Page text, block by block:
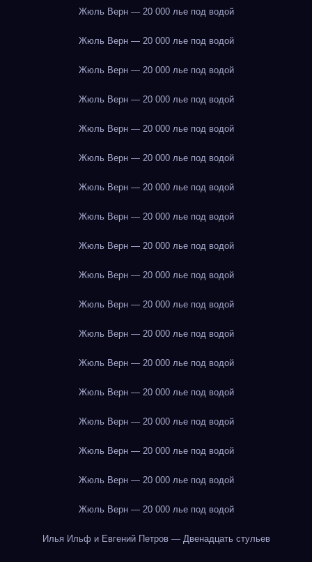
Жюль Верн — 20 000 лье под водой
Жюль Верн — 20 000 лье под водой
Жюль Верн — 20 000 лье под водой
Жюль Верн — 20 000 лье под водой
Жюль Верн — 20 000 лье под водой
Жюль Верн — 20 000 лье под водой
Жюль Верн — 20 000 лье под водой
Жюль Верн — 20 000 лье под водой
Жюль Верн — 20 000 лье под водой
Жюль Верн — 20 000 лье под водой
Жюль Верн — 20 000 лье под водой
Жюль Верн — 20 000 лье под водой
Жюль Верн — 20 000 лье под водой
Жюль Верн — 20 000 лье под водой
Жюль Верн — 20 000 лье под водой
Жюль Верн — 20 000 лье под водой
Жюль Верн — 20 000 лье под водой
Жюль Верн — 20 000 лье под водой
Илья Ильф и Евгений Петров — Двенадцать стульев